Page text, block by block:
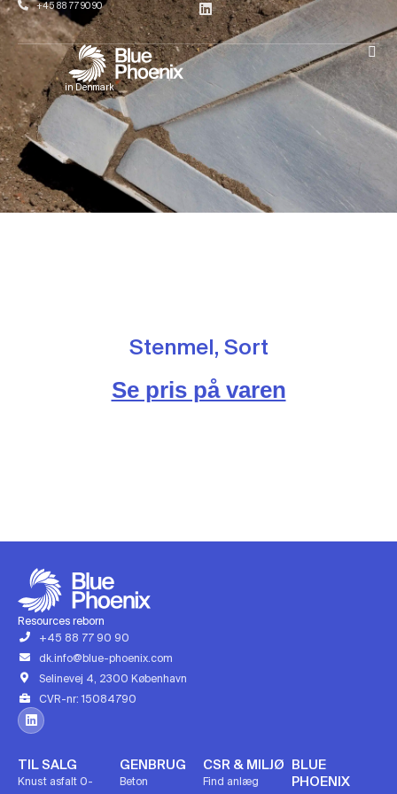
+45 88 77 90 90
in Denmark
Stenmel, Sort
Se pris på varen
Resources reborn
+45 88 77 90 90
dk.info@blue-phoenix.com
Selinevej 4, 2300 København
CVR-nr: 15084790
TIL SALG
Knust asfalt 0-
GENBRUG
Beton
CSR & MILJØ
Find anlæg
BLUE
PHOENIX